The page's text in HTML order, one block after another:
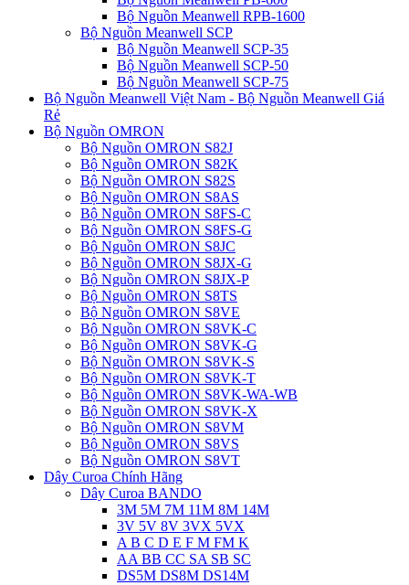
Bộ Nguồn Meanwell RPB-1600
Bộ Nguồn Meanwell SCP
Bộ Nguồn Meanwell SCP-35
Bộ Nguồn Meanwell SCP-50
Bộ Nguồn Meanwell SCP-75
Bộ Nguồn Meanwell Việt Nam - Bộ Nguồn Meanwell Giá
Rẻ
Bộ Nguồn OMRON
Bộ Nguồn OMRON S82J
Bộ Nguồn OMRON S82K
Bộ Nguồn OMRON S82S
Bộ Nguồn OMRON S8AS
Bộ Nguồn OMRON S8FS-C
Bộ Nguồn OMRON S8FS-G
Bộ Nguồn OMRON S8JC
Bộ Nguồn OMRON S8JX-G
Bộ Nguồn OMRON S8JX-P
Bộ Nguồn OMRON S8TS
Bộ Nguồn OMRON S8VE
Bộ Nguồn OMRON S8VK-C
Bộ Nguồn OMRON S8VK-G
Bộ Nguồn OMRON S8VK-S
Bộ Nguồn OMRON S8VK-T
Bộ Nguồn OMRON S8VK-WA-WB
Bộ Nguồn OMRON S8VK-X
Bộ Nguồn OMRON S8VM
Bộ Nguồn OMRON S8VS
Bộ Nguồn OMRON S8VT
Dây Curoa Chính Hãng
Dây Curoa BANDO
3M 5M 7M 11M 8M 14M
3V 5V 8V 3VX 5VX
A B C D E F M FM K
AA BB CC SA SB SC
DS5M DS8M DS14M